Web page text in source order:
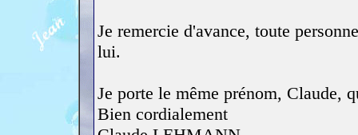
Je remercie d'avance, toute
lui.
Je porte le même prénom, Claude,
Bien cordialement